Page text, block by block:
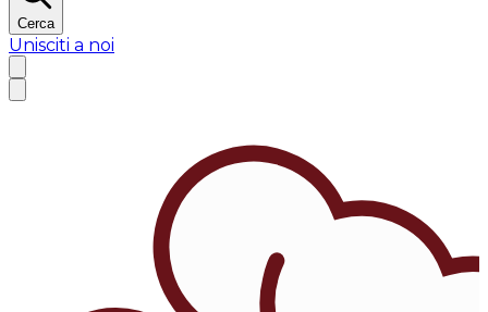
Cerca
Unisciti a noi